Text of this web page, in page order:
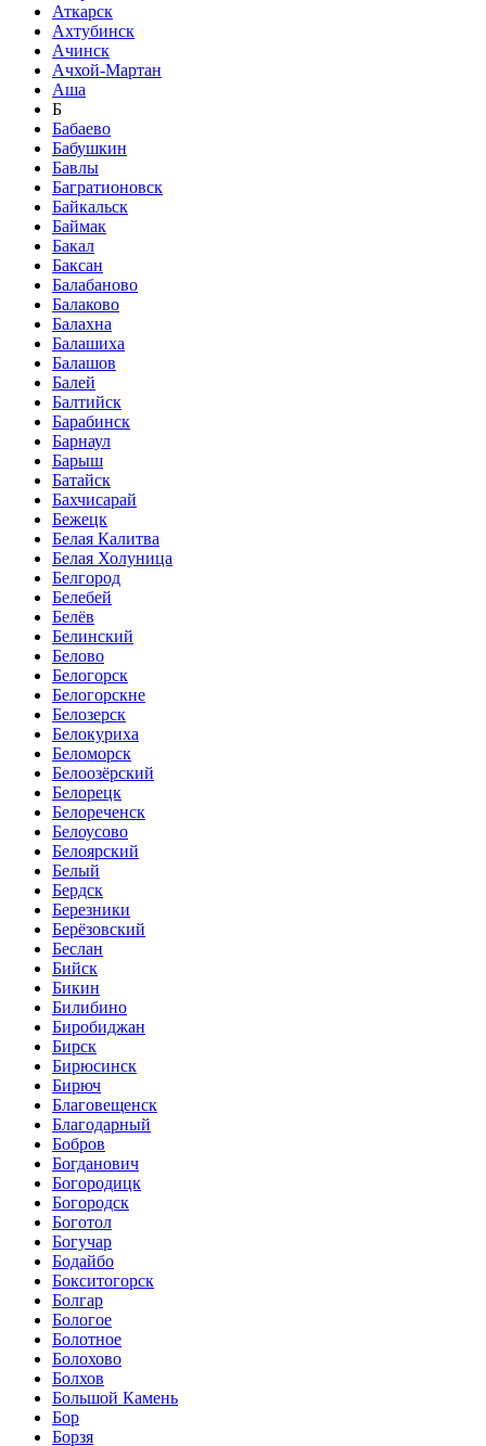
Аткарск
Ахтубинск
Ачинск
Ачхой-Мартан
Аша
Б
Бабаево
Бабушкин
Бавлы
Багратионовск
Байкальск
Баймак
Бакал
Баксан
Балабаново
Балаково
Балахна
Балашиха
Балашов
Балей
Балтийск
Барабинск
Барнаул
Барыш
Батайск
Бахчисарай
Бежецк
Белая Калитва
Белая Холуница
Белгород
Белебей
Белёв
Белинский
Белово
Белогорск
Белогорскне
Белозерск
Белокуриха
Беломорск
Белоозёрский
Белорецк
Белореченск
Белоусово
Белоярский
Белый
Бердск
Березники
Берёзовский
Беслан
Бийск
Бикин
Билибино
Биробиджан
Бирск
Бирюсинск
Бирюч
Благовещенск
Благодарный
Бобров
Богданович
Богородицк
Богородск
Боготол
Богучар
Бодайбо
Бокситогорск
Болгар
Бологое
Болотное
Болохово
Болхов
Большой Камень
Бор
Борзя